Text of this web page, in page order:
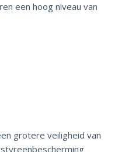
een hoog niveau van
grotere veiligheid van